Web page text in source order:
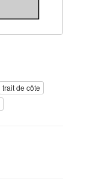
trait de côte